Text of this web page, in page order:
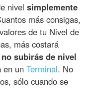
nivelsimplemente
más consigas,
de tu Nivel de
más costará
no subirás de nivel
en unTerminal. No
sólo cuando se